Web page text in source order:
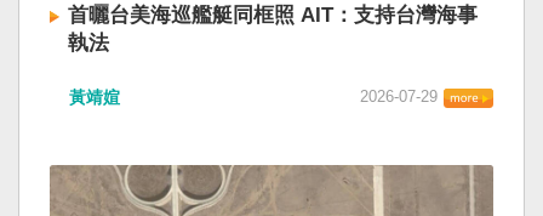
首曬台美海巡艦艇同框照 AIT：支持台灣海事
執法
黃靖媗 2026-07-29